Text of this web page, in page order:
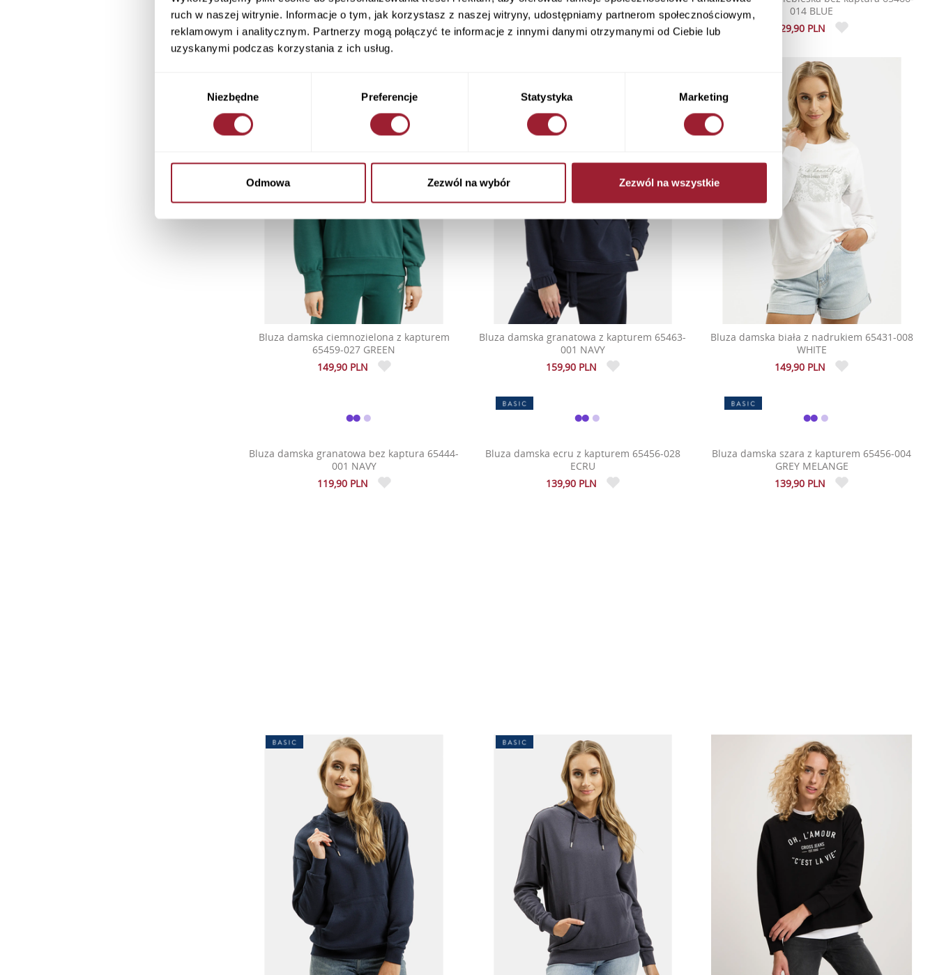
ruch w naszej witrynie. Informacje o tym, jak korzystasz z naszej witryny, udostępniamy partnerom społecznościowym,
reklamowym i analitycznym. Partnerzy mogą połączyć te informacje z innymi danymi otrzymanymi od Ciebie lub
uzyskanymi podczas korzystania z ich usług.
Niezbędne Preferencje Statystyka Marketing
Odmowa Zezwól na wybór Zezwól na wszystkie
65472-020 BLACK
199,90 PLN
LIGHT GREY MELANGE
129,90 PLN
014 BLUE
129,90 PLN
Bluza damska ciemnozielona z kapturem
65459-027 GREEN
149,90 PLN
Bluza damska granatowa z kapturem 65463-
001 NAVY
159,90 PLN
Bluza damska biała z nadrukiem 65431-008
WHITE
149,90 PLN
Bluza damska granatowa bez kaptura 65444-
001 NAVY
119,90 PLN
Bluza damska ecru z kapturem 65456-028
ECRU
139,90 PLN
Bluza damska szara z kapturem 65456-004
GREY MELANGE
139,90 PLN